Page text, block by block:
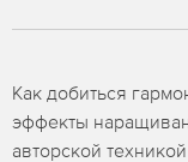
Как добиться
эффекты
авторской